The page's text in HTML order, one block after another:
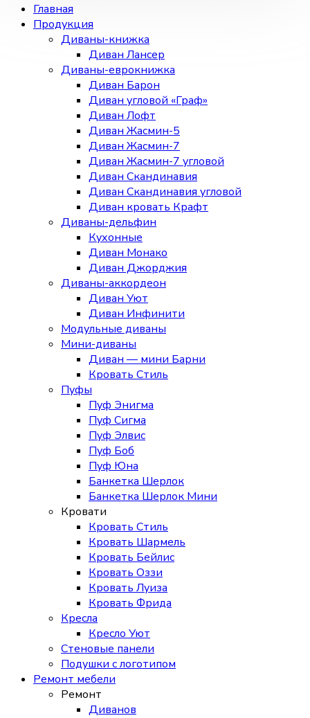
Главная
Продукция
Диваны-книжка
Диван Лансер
Диваны-еврокнижка
Диван Барон
Диван угловой «Граф»
Диван Лофт
Диван Жасмин-5
Диван Жасмин-7
Диван Жасмин-7 угловой
Диван Скандинавия
Диван Скандинавия угловой
Диван кровать Крафт
Диваны-дельфин
Кухонные
Диван Монако
Диван Джорджия
Диваны-аккордеон
Диван Уют
Диван Инфинити
Модульные диваны
Мини-диваны
Диван — мини Барни
Кровать Стиль
Пуфы
Пуф Энигма
Пуф Сигма
Пуф Элвис
Пуф Боб
Пуф Юна
Банкетка Шерлок
Банкетка Шерлок Мини
Кровати
Кровать Стиль
Кровать Шармель
Кровать Бейлис
Кровать Оззи
Кровать Луиза
Кровать Фрида
Кресла
Кресло Уют
Стеновые панели
Подушки с логотипом
Ремонт мебели
Ремонт
Диванов